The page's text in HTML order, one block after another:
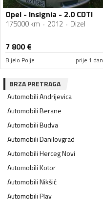
Opel - Insignia - 2.0 CDTI
175000 km 2012 Dizel
7 800€
Bijelo Polje prije 1 dan
BRZA PRETRAGA
AutomobiliAndrijevica
AutomobiliBerane
AutomobiliBudva
AutomobiliDanilovgrad
AutomobiliHerceg Novi
AutomobiliKotor
AutomobiliNikšić
AutomobiliPlav